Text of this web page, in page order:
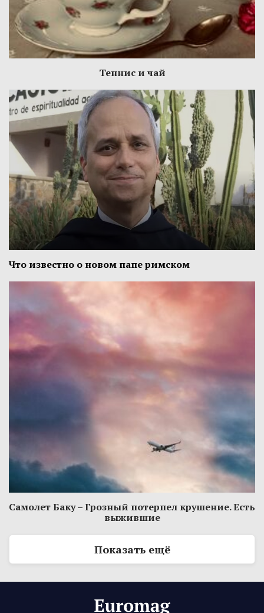
Теннис и чай
Что известно о новом папе римском
Самолет Баку – Грозный потерпел крушение. Есть
выжившие
Показать ещё